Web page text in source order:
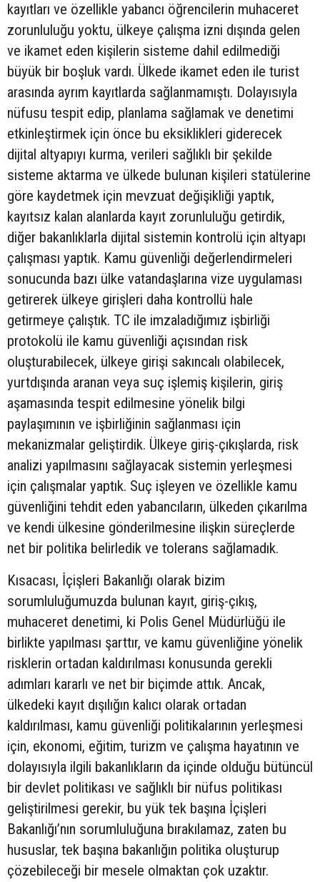
kayıtları ve özellikle yabancı öğrencilerin muhaceret
zorunluluğu yoktu, ülkeye çalışma izni dışında gelen
ve ikamet eden kişilerin sisteme dahil edilmediği
büyük bir boşluk vardı. Ülkede ikamet eden ile turist
arasında ayrım kayıtlarda sağlanmamıştı. Dolayısıyla
nüfusu tespit edip, planlama sağlamak ve denetimi
etkinleştirmek için önce bu eksiklikleri giderecek
dijital altyapıyı kurma, verileri sağlıklı bir şekilde
sisteme aktarma ve ülkede bulunan kişileri statülerine
göre kaydetmek için mevzuat değişikliği yaptık,
kayıtsız kalan alanlarda kayıt zorunluluğu getirdik,
diğer bakanlıklarla dijital sistemin kontrolü için altyapı
çalışması yaptık. Kamu güvenliği değerlendirmeleri
sonucunda bazı ülke vatandaşlarına vize uygulaması
getirerek ülkeye girişleri daha kontrollü hale
getirmeye çalıştık. TC ile imzaladığımız işbirliği
protokolü ile kamu güvenliği açısından risk
oluşturabilecek, ülkeye girişi sakıncalı olabilecek,
yurtdışında aranan veya suç işlemiş kişilerin, giriş
aşamasında tespit edilmesine yönelik bilgi
paylaşımının ve işbirliğinin sağlanması için
mekanizmalar geliştirdik. Ülkeye giriş-çıkışlarda, risk
analizi yapılmasını sağlayacak sistemin yerleşmesi
için çalışmalar yaptık. Suç işleyen ve özellikle kamu
güvenliğini tehdit eden yabancıların, ülkeden çıkarılma
ve kendi ülkesine gönderilmesine ilişkin süreçlerde
net bir politika belirledik ve tolerans sağlamadık.
Kısacası, İçişleri Bakanlığı olarak bizim
sorumluluğumuzda bulunan kayıt, giriş-çıkış,
muhaceret denetimi, ki Polis Genel Müdürlüğü ile
birlikte yapılması şarttır, ve kamu güvenliğine yönelik
risklerin ortadan kaldırılması konusunda gerekli
adımları kararlı ve net bir biçimde attık. Ancak,
ülkedeki kayıt dışılığın kalıcı olarak ortadan
kaldırılması, kamu güvenliği politikalarının yerleşmesi
için, ekonomi, eğitim, turizm ve çalışma hayatının ve
dolayısıyla ilgili bakanlıkların da içinde olduğu bütüncül
bir devlet politikası ve sağlıklı bir nüfus politikası
geliştirilmesi gerekir, bu yük tek başına İçişleri
Bakanlığı’nın sorumluluğuna bırakılamaz, zaten bu
hususlar, tek başına bakanlığın politika oluşturup
çözebileceği bir mesele olmaktan çok uzaktır.